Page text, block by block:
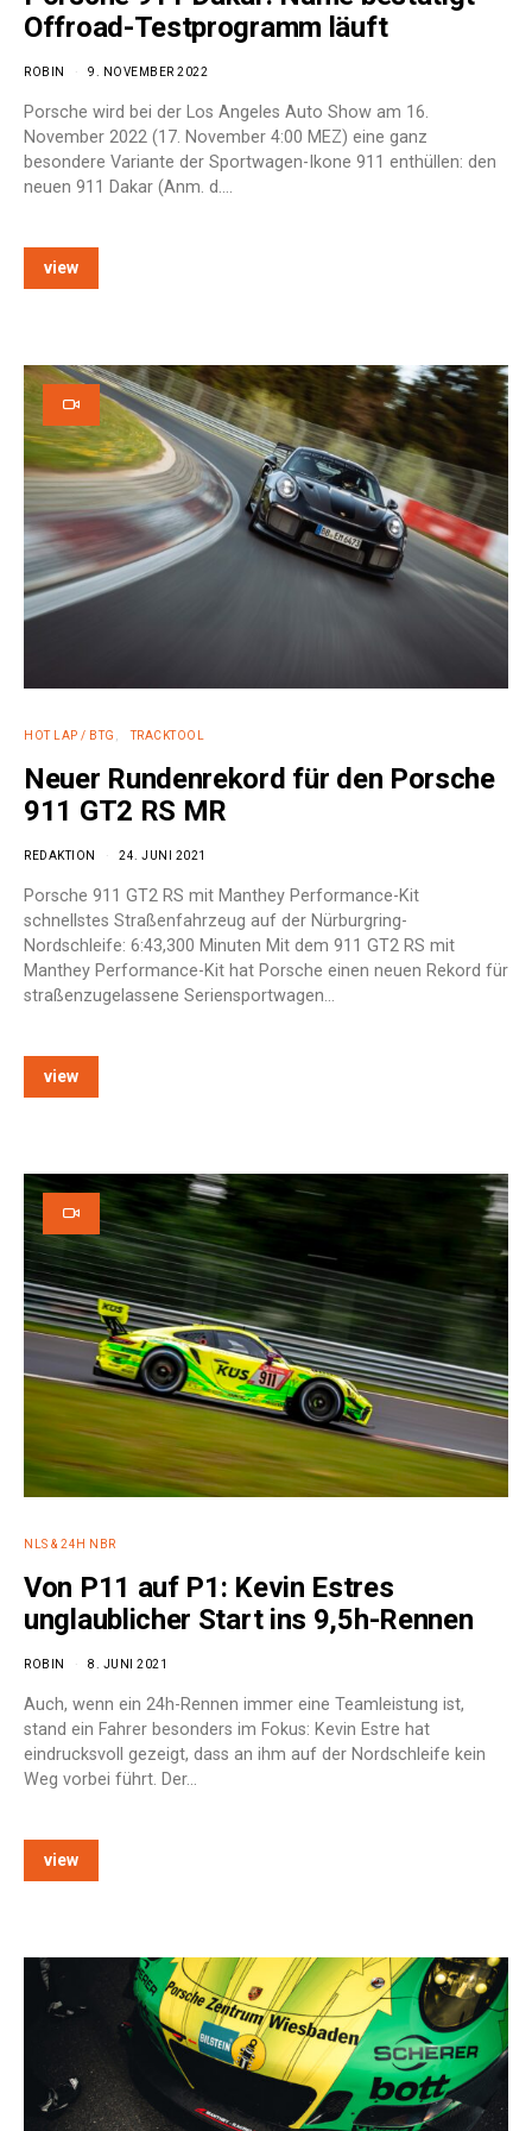
Offroad-Testprogramm läuft
ROBIN 9. NOVEMBER 2022
Porsche wird bei der Los Angeles Auto Show am 16.
November 2022 (17. November 4:00 MEZ) eine ganz
besondere Variante der Sportwagen-Ikone 911 enthüllen: den
neuen 911 Dakar (Anm. d.…
view
HOT LAP / BTG TRACKTOOL
Neuer Rundenrekord für den Porsche
911 GT2 RS MR
REDAKTION 24. JUNI 2021
Porsche 911 GT2 RS mit Manthey Performance-Kit
schnellstes Straßenfahrzeug auf der Nürburgring-
Nordschleife: 6:43,300 Minuten Mit dem 911 GT2 RS mit
Manthey Performance-Kit hat Porsche einen neuen Rekord für
straßenzugelassene Seriensportwagen…
view
NLS & 24H NBR
Von P11 auf P1: Kevin Estres
unglaublicher Start ins 9,5h-Rennen
ROBIN 8. JUNI 2021
Auch, wenn ein 24h-Rennen immer eine Teamleistung ist,
stand ein Fahrer besonders im Fokus: Kevin Estre hat
eindrucksvoll gezeigt, dass an ihm auf der Nordschleife kein
Weg vorbei führt. Der…
view